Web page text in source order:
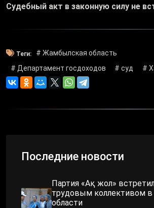
Судебный акт в законную силу не
Теги:
# Жамбылская область
# Департамент госдоходов
# суд #
Последние новости
Партия «Ақ жол»
трудовым коллективом
области